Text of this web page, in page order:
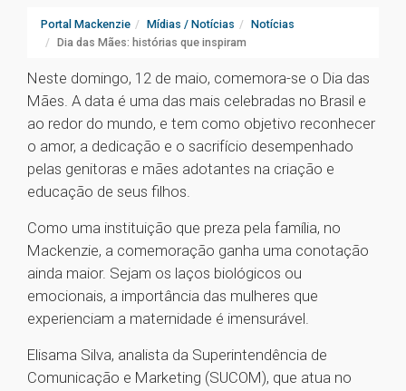
Portal Mackenzie Mídias / Notícias
Notícias
Dia das Mães: histórias que inspiram
Neste domingo, 12 de maio, comemora-se o Dia das
Mães. A data é uma das mais celebradas no Brasil e
ao redor do mundo, e tem como objetivo reconhecer
o amor, a dedicação e o sacrifício desempenhado
pelas genitoras e mães adotantes na criação e
educação de seus filhos.
Como uma instituição que preza pela família, no
Mackenzie, a comemoração ganha uma conotação
ainda maior. Sejam os laços biológicos ou
emocionais, a importância das mulheres que
experienciam a maternidade é imensurável.
Elisama Silva, analista da Superintendência de
Comunicação e Marketing (SUCOM), que atua no